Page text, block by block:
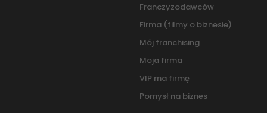
Franczyzodawców
Firma (filmy o biznesie)
Mój franchising
Moja firma
VIP ma firmę
Pomysł na biznes